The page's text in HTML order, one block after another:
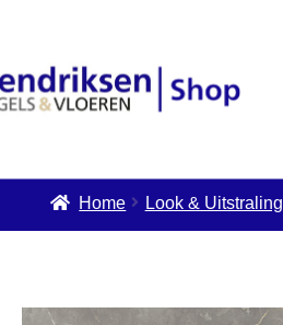
Home Look & Uitstraling